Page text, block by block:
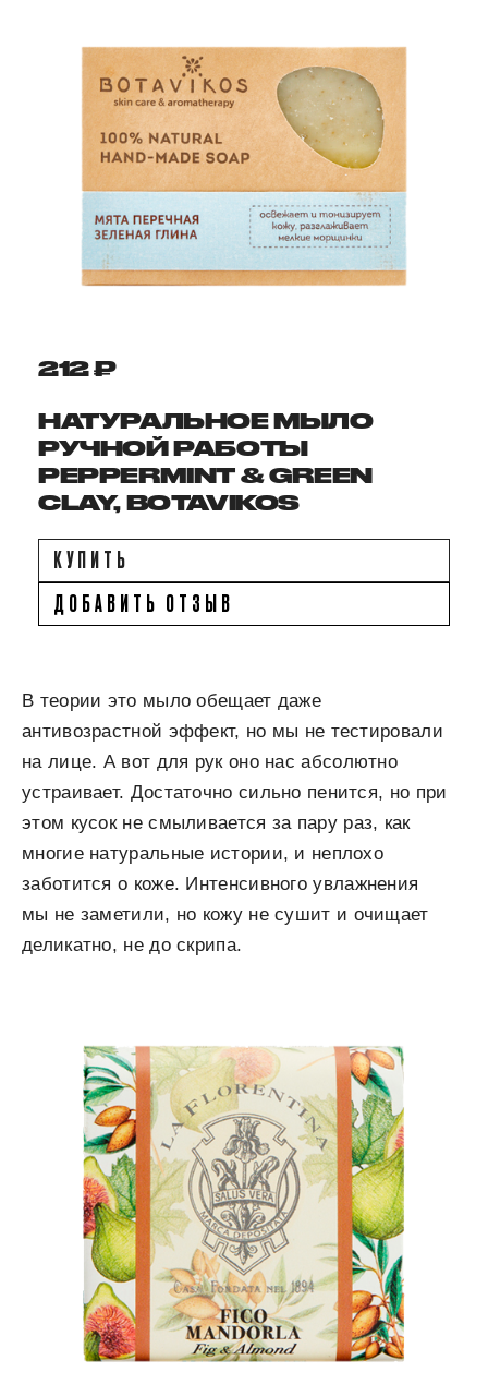
212 ₽
НАТУРАЛЬНОЕ МЫЛО
РУЧНОЙ РАБОТЫ
PEPPERMINT & GREEN
CLAY, BOTAVIKOS
КУПИТЬ
ДОБАВИТЬ ОТЗЫВ
В теории это мыло обещает даже
антивозрастной эффект, но мы не тестировали
на лице. А вот для рук оно нас абсолютно
устраивает. Достаточно сильно пенится, но при
этом кусок не смыливается за пару раз, как
многие натуральные истории, и неплохо
заботится о коже. Интенсивного увлажнения
мы не заметили, но кожу не сушит и очищает
деликатно, не до скрипа.